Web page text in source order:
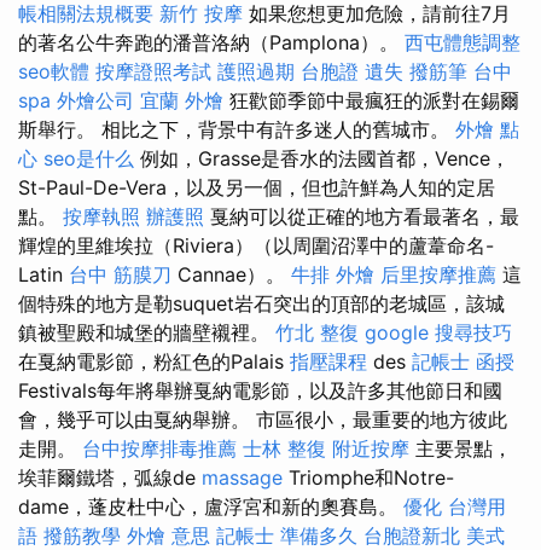
帳相關法規概要 新竹 按摩 如果您想更加危險，請前往7月
的著名公牛奔跑的潘普洛納（Pamplona）。 西屯體態調整
seo軟體 按摩證照考試 護照過期 台胞證 遺失 撥筋筆 台中
spa 外燴公司 宜蘭 外燴 狂歡節季節中最瘋狂的派對在錫爾
斯舉行。 相比之下，背景中有許多迷人的舊城市。 外燴 點
心 seo是什么 例如，Grasse是香水的法國首都，Vence，
St-Paul-De-Vera，以及另一個，但也許鮮為人知的定居
點。 按摩執照 辦護照 戛納可以從正確的地方看最著名，最
輝煌的里維埃拉（Riviera）（以周圍沼澤中的蘆葦命名-
Latin 台中 筋膜刀 Cannae）。 牛排 外燴 后里按摩推薦 這
個特殊的地方是勒suquet岩石突出的頂部的老城區，該城
鎮被聖殿和城堡的牆壁襯裡。 竹北 整復 google 搜尋技巧
在戛納電影節，粉紅色的Palais 指壓課程 des 記帳士 函授
Festivals每年將舉辦戛納電影節，以及許多其他節日和國
會，幾乎可以由戛納舉辦。 市區很小，最重要的地方彼此
走開。 台中按摩排毒推薦 士林 整復 附近按摩 主要景點，
埃菲爾鐵塔，弧線de massage Triomphe和Notre-
dame，蓬皮杜中心，盧浮宮和新的奧賽島。 優化 台灣用
語 撥筋教學 外燴 意思 記帳士 準備多久 台胞證新北 美式